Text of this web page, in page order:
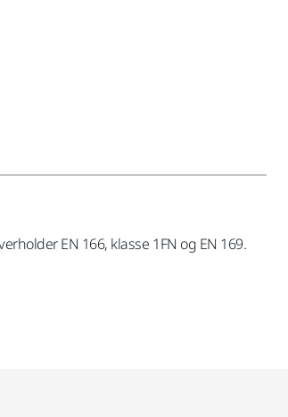
EN 166, klasse 1FN og EN 169.